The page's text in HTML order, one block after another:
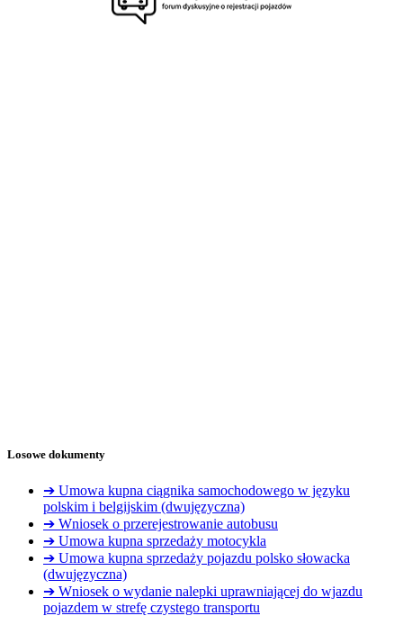
Losowe dokumenty
➔ Umowa kupna ciągnika samochodowego w języku
polskim i belgijskim (dwujęzyczna)
➔ Wniosek o przerejestrowanie autobusu
➔ Umowa kupna sprzedaży motocykla
➔ Umowa kupna sprzedaży pojazdu polsko słowacka
(dwujęzyczna)
➔ Wniosek o wydanie nalepki uprawniającej do wjazdu
pojazdem w strefę czystego transportu